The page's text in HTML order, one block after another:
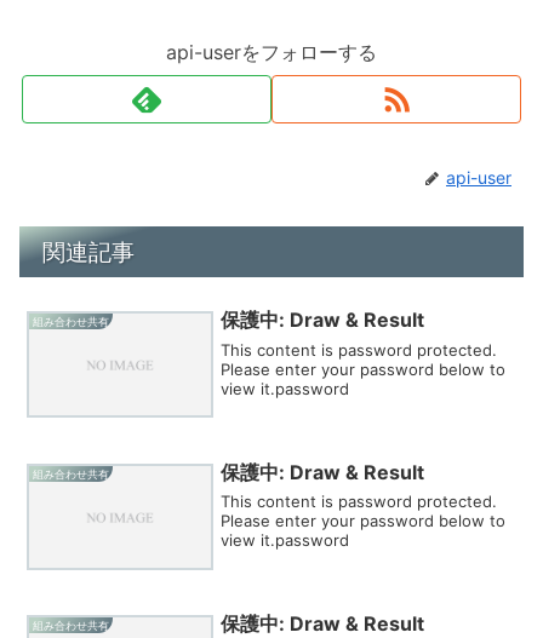
api-userをフォローする
api-user
関連記事
組み合わせ共有 保護中: Draw & Result
This content is password protected.
Please enter your password below to
view it.password
組み合わせ共有 保護中: Draw & Result
This content is password protected.
Please enter your password below to
view it.password
組み合わせ共有 保護中: Draw & Result